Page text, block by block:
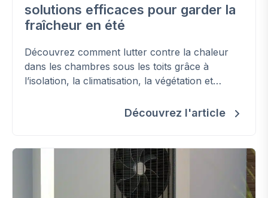
solutions efficaces pour garder la
fraîcheur en été
Découvrez comment lutter contre la chaleur
dans les chambres sous les toits grâce à
l’isolation, la climatisation, la végétation et
Découvrez l'article